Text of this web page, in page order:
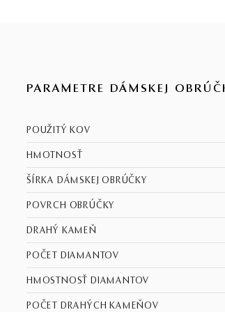
PARAMETRE DÁMSKEJ
POUŽITÝ KOV
HMOTNOSŤ
ŠÍRKA DÁMSKEJ OBRÚČKY
POVRCH OBRÚČKY
DRAHÝ KAMEŇ
POČET DIAMANTOV
HMOSTNOSŤ DIAMANTOV
POČET DRAHÝCH KAMEŇOV